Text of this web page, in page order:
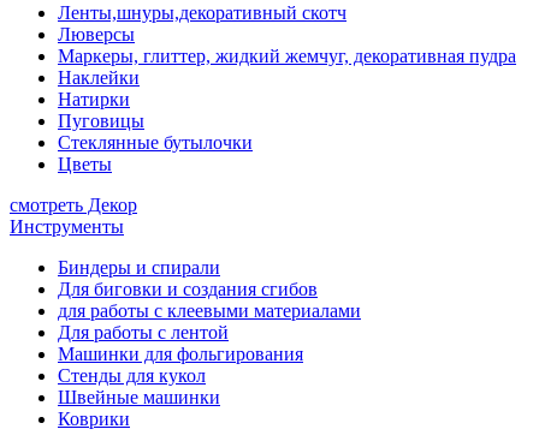
Ленты,шнуры,декоративный скотч
Люверсы
Маркеры, глиттер, жидкий жемчуг, декоративная пудра
Наклейки
Натирки
Пуговицы
Стеклянные бутылочки
Цветы
смотреть Декор
Инструменты
Биндеры и спирали
Для биговки и создания сгибов
для работы с клеевыми материалами
Для работы с лентой
Машинки для фольгирования
Стенды для кукол
Швейные машинки
Коврики